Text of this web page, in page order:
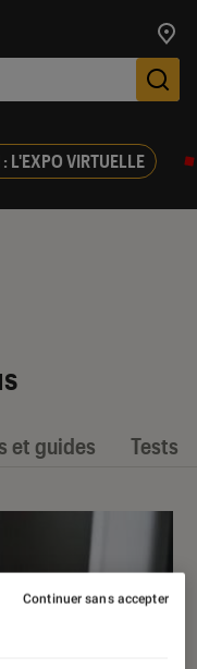
L'EXPO VIRTUELLE
et guides Tests
Continuer sans accepter